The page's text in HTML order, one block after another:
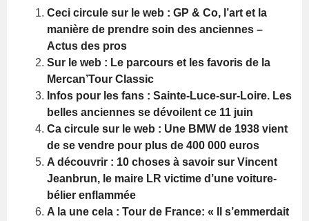
Ceci circule sur le web : GP & Co, l’art et la
manière de prendre soin des anciennes –
Actus des pros
Sur le web : Le parcours et les favoris de la
Mercan’Tour Classic
Infos pour les fans : Sainte-Luce-sur-Loire. Les
belles anciennes se dévoilent ce 11 juin
Ca circule sur le web : Une BMW de 1938 vient
de se vendre pour plus de 400 000 euros
A découvrir : 10 choses à savoir sur Vincent
Jeanbrun, le maire LR victime d’une voiture-
bélier enflammée
A la une cela : Tour de France: « Il s’emmerdait